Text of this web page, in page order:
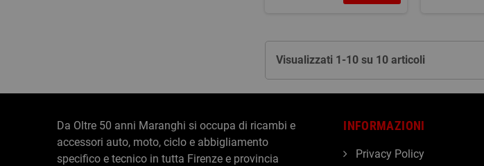
Visualizzati 1-10 su 10 articoli
Da Oltre 50 anni Maranghi si occupa di ricambi e
accessori auto, moto, ciclo e abbigliamento
specifico e tecnico in tutta Firenze e provincia
INFORMAZIONI
Privacy Policy